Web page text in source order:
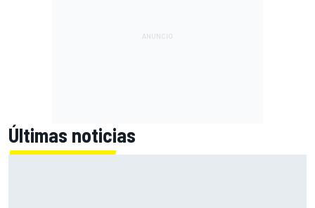
Últimas noticias